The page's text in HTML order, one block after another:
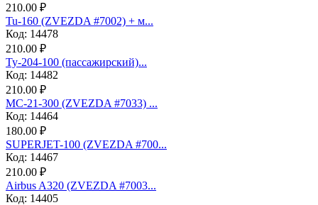
210.00 ₽
Tu-160 (ZVEZDA #7002) + м...
Код: 14478
210.00 ₽
Ту-204-100 (пассажирский)...
Код: 14482
210.00 ₽
МС-21-300 (ZVEZDA #7033) ...
Код: 14464
180.00 ₽
SUPERJET-100 (ZVEZDA #700...
Код: 14467
210.00 ₽
Аirbus A320 (ZVEZDA #7003...
Код: 14405